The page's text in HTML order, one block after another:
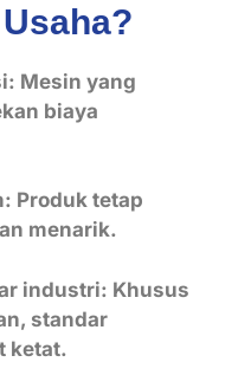
Mesin yang
biaya
Produk tetap
menarik.
industri: Khusus
standar
ketat.